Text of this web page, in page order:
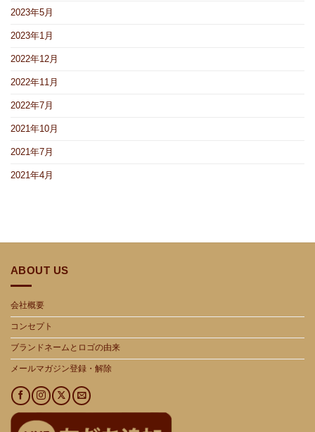
2023年5月
2023年1月
2022年12月
2022年11月
2022年7月
2021年10月
2021年7月
2021年4月
ABOUT US
会社概要
コンセプト
ブランドネームとロゴの由来
メールマガジン登録・解除